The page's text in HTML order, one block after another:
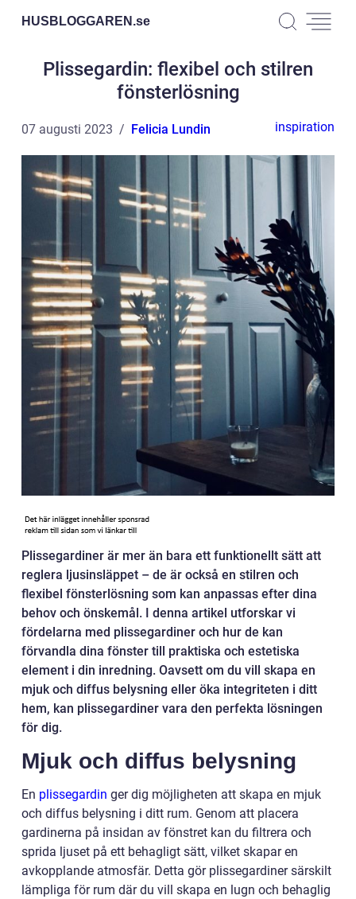
HUSBLOGGAREN.se
Plissegardin: flexibel och stilren
fönsterlösning
07 augusti 2023 Felicia Lundin inspiration
Plissegardiner är mer än bara ett funktionellt sätt att
reglera ljusinsläppet – de är också en stilren och
flexibel fönsterlösning som kan anpassas efter dina
behov och önskemål. I denna artikel utforskar vi
fördelarna med plissegardiner och hur de kan
förvandla dina fönster till praktiska och estetiska
element i din inredning. Oavsett om du vill skapa en
mjuk och diffus belysning eller öka integriteten i ditt
hem, kan plissegardiner vara den perfekta lösningen
för dig.
Mjuk och diffus belysning
En plissegardin ger dig möjligheten att skapa en mjuk
och diffus belysning i ditt rum. Genom att placera
gardinerna på insidan av fönstret kan du filtrera och
sprida ljuset på ett behagligt sätt, vilket skapar en
avkopplande atmosfär. Detta gör plissegardiner särskilt
lämpliga för rum där du vill skapa en lugn och behaglig